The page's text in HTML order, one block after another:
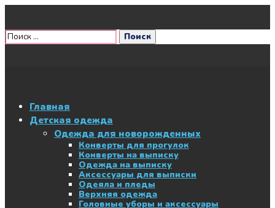
Главная
Детская одежда
Одежда для новорожденных
Конверты для прогулок
Конверты на выписку
Одежда на выписку
Аксессуары для выписки
Одеяла и пледы
Верхняя одежда
Головные уборы и аксессуары